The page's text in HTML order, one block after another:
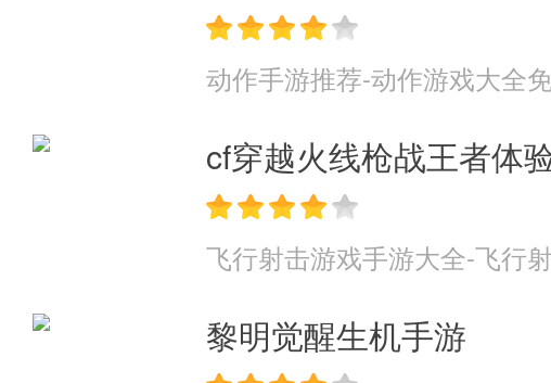
动作手游推荐-动作游戏大全
cf穿越火线枪战王者体
飞行射击游戏手游大全-飞行
黎明觉醒生机手游